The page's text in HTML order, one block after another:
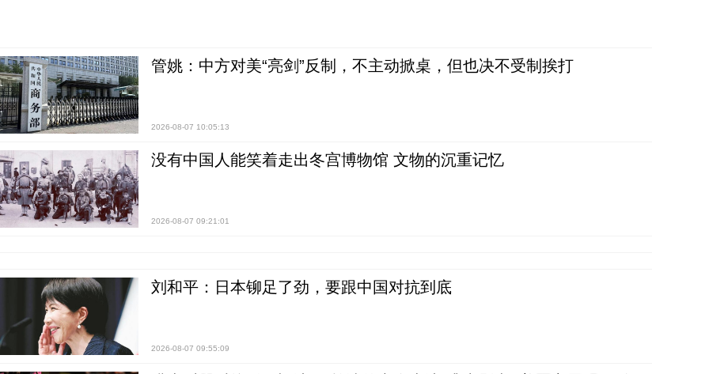
管姚：中方对美“亮剑”反制，不主动掀桌，但也决不受制挨打
2026-08-07 10:05:13
没有中国人能笑着走出冬宫博物馆 文物的沉重记忆
2026-08-07 09:21:01
刘和平：日本铆足了劲，要跟中国对抗到底
2026-08-07 09:55:09